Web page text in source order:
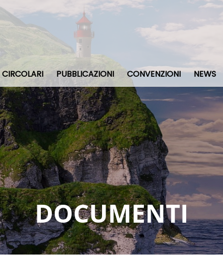
NEWS
CONVENZIONI
PUBBLICAZIONI
CIRCOLARI
DOCUMENTI